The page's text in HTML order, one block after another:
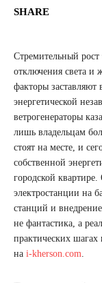
SHARE
Стремительный
отключения света
факторы заставляют
энергетической
ветрогенераторы
лишь владельцам
стоят на месте, и
собственной
городской
электростанции на
станций и
не фантастика, а
практических шагах
на i-kherson.com